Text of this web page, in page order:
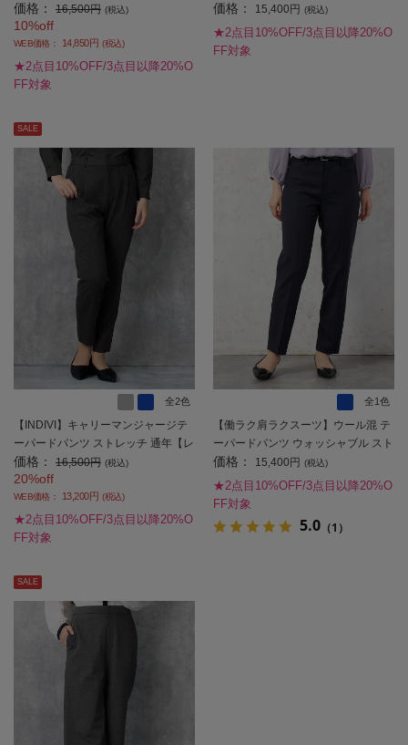
秋冬 【レディース】
価格： 16,500円 (税込)
10%off
WEB価格： 14,850円 (税込)
★2点目10%OFF/3点目以降20%O
FF対象
冬 【レディース】
価格： 15,400円 (税込)
★2点目10%OFF/3点目以降20%O
FF対象
SALE
全2色
【INDIVI】キャリーマンジャージテ
ーパードパンツ ストレッチ 通年【レ
ディース】
価格： 16,500円 (税込)
20%off
WEB価格： 13,200円 (税込)
★2点目10%OFF/3点目以降20%O
FF対象
全1色
【働ラク肩ラクスーツ】ウール混 テ
ーパードパンツ ウォッシャブル スト
レッチ S＆M WHITE 秋冬【レディー
ス】
価格： 15,400円 (税込)
★2点目10%OFF/3点目以降20%O
FF対象
5.0 （1）
SALE